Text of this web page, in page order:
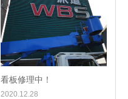
看板修理中！
2020.12.28